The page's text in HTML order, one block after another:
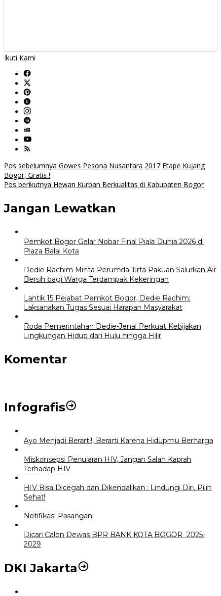
Ikuti Kami
Navigasi
pos
Pos sebelumnya Gowes Pesona Nusantara 2017 Etape Kujang
Bogor, Gratis !
Pos berikutnya Hewan Kurban Berkualitas di Kabupaten Bogor
Jangan Lewatkan
Pemkot Bogor Gelar Nobar Final Piala Dunia 2026 di
Plaza Balai Kota
Dedie Rachim Minta Perumda Tirta Pakuan Salurkan Air
Bersih bagi Warga Terdampak Kekeringan
Lantik 15 Pejabat Pemkot Bogor, Dedie Rachim:
Laksanakan Tugas Sesuai Harapan Masyarakat
Roda Pemerintahan Dedie-Jenal Perkuat Kebijakan
Lingkungan Hidup dari Hulu hingga Hilir
Komentar
Infografis
Ayo Menjadi Berarti!, Berarti Karena Hidupmu Berharga
Miskonsepsi Penularan HIV, Jangan Salah Kaprah
Terhadap HIV
HIV Bisa Dicegah dan Dikendalikan : Lindungi Diri, Pilih
Sehat!
Notifikasi Pasangan
Dicari Calon Dewas BPR BANK KOTA BOGOR 2025-
2029
DKI Jakarta